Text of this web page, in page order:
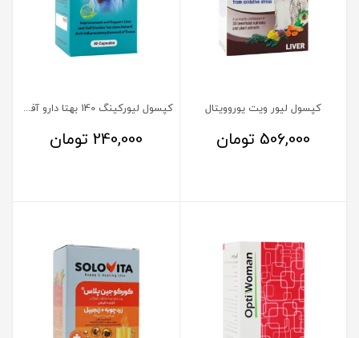
کپسول لیور ویت یوروویتال
506,000 تومان
کپسول لیورکینگ 140 بهتا دارو آفرینش
240,000 تومان